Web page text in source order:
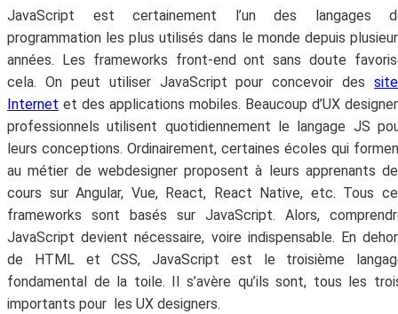
JavaScript est certainement l’un des langages
programmation les plus utilisés dans le monde depuis
années. Les frameworks front-end ont sans doute
cela. On peut utiliser JavaScript pour concevoir des
Internet et des applications mobiles. Beaucoup d’UX
professionnels utilisent quotidiennement le langage JS
leurs conceptions. Ordinairement, certaines écoles qui
au métier de webdesigner proposent à leurs apprenants
cours sur Angular, Vue, React, React Native, etc. Tous
frameworks sont basés sur JavaScript. Alors,
JavaScript devient nécessaire, voire indispensable. En
de HTML et CSS, JavaScript est le troisième
fondamental de la toile. Il s’avère qu’ils sont, tous les
importants pour les UX designers.